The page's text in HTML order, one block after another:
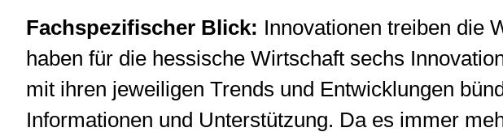
Fachspezifischer Blick: Innovationen treiben die
haben für die hessische Wirtschaft sechs
mit ihren jeweiligen Trends und Entwicklungen
Informationen und Unterstützung. Da es immer